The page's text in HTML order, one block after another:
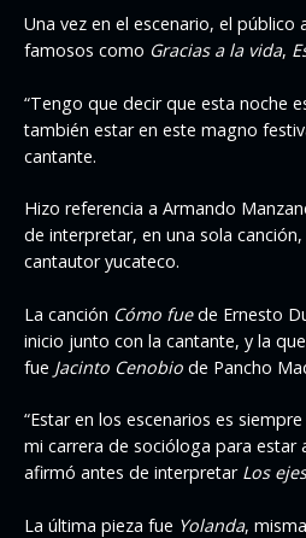
Una vez en el escenario, el
famosos como Gracias a la vida,
“Tengo que decir que esta noche
también estar en este magno
cantante.
Hizo referencia a Armando
de interpretar, en una sola canción,
cantautor yucateco.
La canción Cómo fuede Ernesto
inicio junto con la cantante, y la
fue Jacinto Cenobio de Pancho
“Estar en los escenarios es
mi carrera de socióloga para estar
afirmó antes de interpretar Los
La última pieza fue Yolanda,